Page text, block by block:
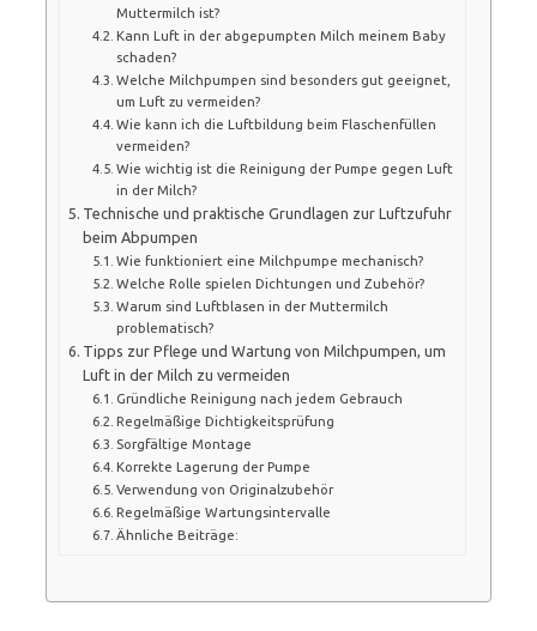
Muttermilch ist?
Kann Luft in der abgepumpten Milch meinem Baby
schaden?
Welche Milchpumpen sind besonders gut geeignet,
um Luft zu vermeiden?
Wie kann ich die Luftbildung beim Flaschenfüllen
vermeiden?
Wie wichtig ist die Reinigung der Pumpe gegen Luft
in der Milch?
Technische und praktische Grundlagen zur Luftzufuhr
beim Abpumpen
Wie funktioniert eine Milchpumpe mechanisch?
Welche Rolle spielen Dichtungen und Zubehör?
Warum sind Luftblasen in der Muttermilch
problematisch?
Tipps zur Pflege und Wartung von Milchpumpen, um
Luft in der Milch zu vermeiden
Gründliche Reinigung nach jedem Gebrauch
Regelmäßige Dichtigkeitsprüfung
Sorgfältige Montage
Korrekte Lagerung der Pumpe
Verwendung von Originalzubehör
Regelmäßige Wartungsintervalle
Ähnliche Beiträge: